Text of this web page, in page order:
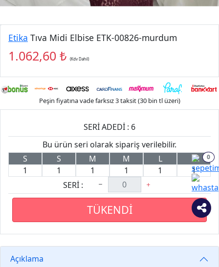
Etika Tıva Midi Elbise ETK-00826-murdum
1.062,60 ₺ (Kdv Dahil)
Peşin fiyatına vade farksız 3 taksit (30 bin tl üzeri)
SERİ ADEDİ : 6
Bu ürün seri olarak sipariş verilebilir.
S
1
S
1
M
1
M
1
L
1
L
1
SERİ :
TÜKENDİ
Açıklama
0